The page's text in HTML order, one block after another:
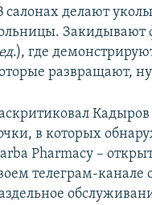
салонах делают
Закидывают
.), где
развращают,
в которых
Pharmacy –
телеграм-канале